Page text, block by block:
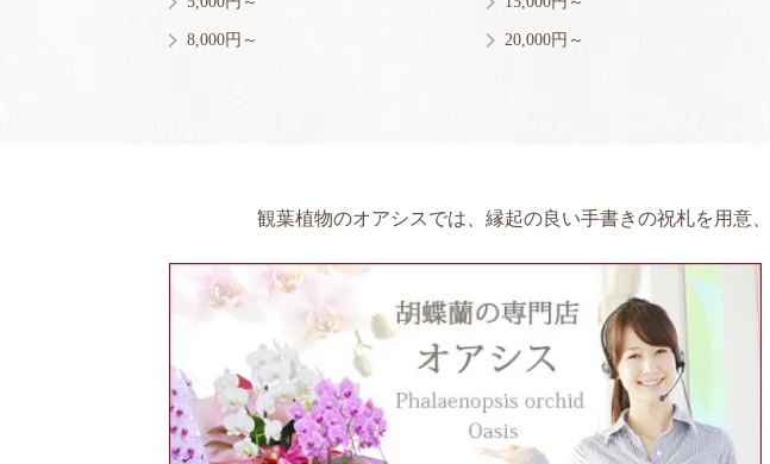
8,000円～ 20,000円～
観葉植物のオアシスでは、縁起の良い手書きの祝札を用意、